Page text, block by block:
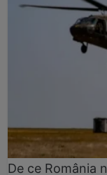
De ce România